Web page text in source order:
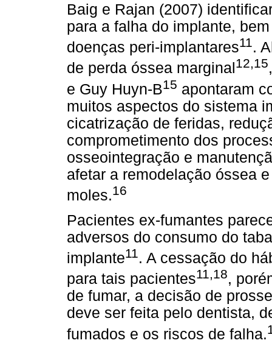
Baig e Rajan (2007)
para a falha do implante,
doenças peri-implantares11.
de perda óssea marginal 12,15
e Guy Huyn-B15 apontaram
muitos aspectos do sistema
cicatrização de feridas,
comprometimento dos
osseointegração e
afetar a remodelação óssea
moles.16
Pacientes ex-fumantes
adversos do consumo do
implante11. A cessação do
para tais pacientes11,18,
de fumar, a decisão de
deve ser feita pelo dentista,
fumados e os riscos de falha.